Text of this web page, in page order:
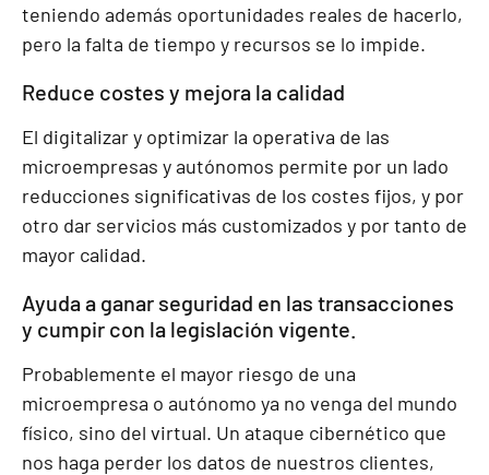
teniendo además oportunidades reales de hacerlo,
pero la falta de tiempo y recursos se lo impide.
Reduce costes y mejora la calidad
El digitalizar y optimizar la operativa de las
microempresas y autónomos permite por un lado
reducciones significativas de los costes fijos, y por
otro dar servicios más customizados y por tanto de
mayor calidad.
Ayuda a ganar seguridad en las transacciones
y cumpir con la legislación vigente.
Probablemente el mayor riesgo de una
microempresa o autónomo ya no venga del mundo
físico, sino del virtual. Un ataque cibernético que
nos haga perder los datos de nuestros clientes,